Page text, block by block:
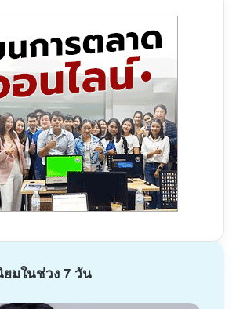
มในช่วง 7 วัน